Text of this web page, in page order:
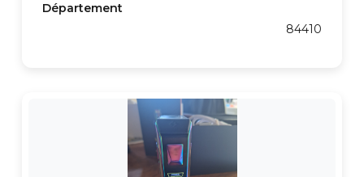
Département
84410